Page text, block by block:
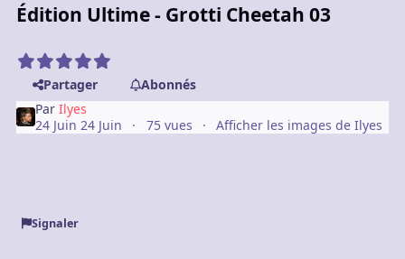
Édition Ultime - Grotti Cheetah 03
Partager
Abonnés
ParIlyes
24 Juin24 Juin 75 vues Afficher les images de Ilyes
Signaler